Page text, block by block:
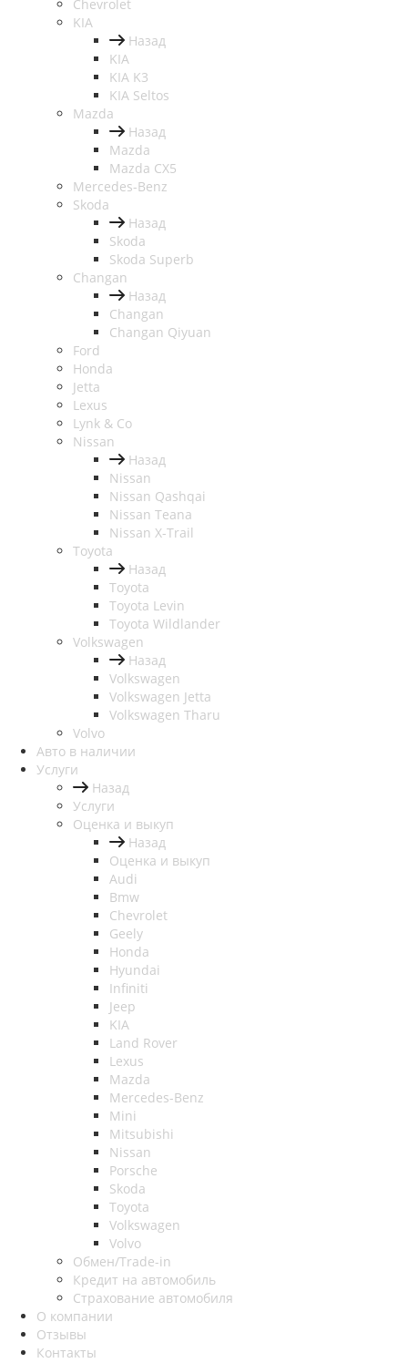
Chevrolet
KIA
Назад
KIA
KIA K3
KIA Seltos
Mazda
Назад
Mazda
Mazda CX5
Mercedes-Benz
Skoda
Назад
Skoda
Skoda Superb
Changan
Назад
Changan
Changan Qiyuan
Ford
Honda
Jetta
Lexus
Lynk & Co
Nissan
Назад
Nissan
Nissan Qashqai
Nissan Teana
Nissan X-Trail
Toyota
Назад
Toyota
Toyota Levin
Toyota Wildlander
Volkswagen
Назад
Volkswagen
Volkswagen Jetta
Volkswagen Tharu
Volvo
Авто в наличии
Услуги
Назад
Услуги
Оценка и выкуп
Назад
Оценка и выкуп
Audi
Bmw
Chevrolet
Geely
Honda
Hyundai
Infiniti
Jeep
KIA
Land Rover
Lexus
Mazda
Mercedes-Benz
Mini
Mitsubishi
Nissan
Porsche
Skoda
Toyota
Volkswagen
Volvo
Обмен/Trade-in
Кредит на автомобиль
Страхование автомобиля
О компании
Отзывы
Контакты